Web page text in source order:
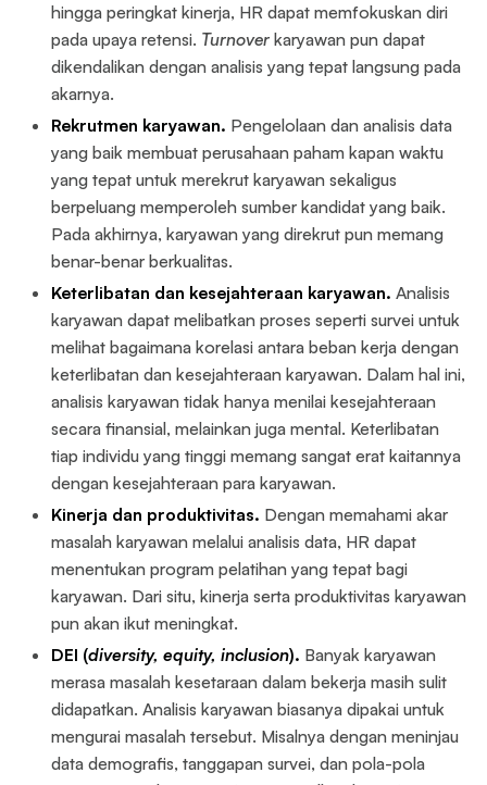
hingga peringkat kinerja, HR dapat memfokuskan diri
pada upaya retensi. Turnover karyawan pun dapat
dikendalikan dengan analisis yang tepat langsung pada
akarnya.
Rekrutmen karyawan. Pengelolaan dan analisis data
yang baik membuat perusahaan paham kapan waktu
yang tepat untuk merekrut karyawan sekaligus
berpeluang memperoleh sumber kandidat yang baik.
Pada akhirnya, karyawan yang direkrut pun memang
benar-benar berkualitas.
Keterlibatan dan kesejahteraan karyawan. Analisis
karyawan dapat melibatkan proses seperti survei untuk
melihat bagaimana korelasi antara beban kerja dengan
keterlibatan dan kesejahteraan karyawan. Dalam hal ini,
analisis karyawan tidak hanya menilai kesejahteraan
secara finansial, melainkan juga mental. Keterlibatan
tiap individu yang tinggi memang sangat erat kaitannya
dengan kesejahteraan para karyawan.
Kinerja dan produktivitas. Dengan memahami akar
masalah karyawan melalui analisis data, HR dapat
menentukan program pelatihan yang tepat bagi
karyawan. Dari situ, kinerja serta produktivitas karyawan
pun akan ikut meningkat.
DEI (diversity, equity, inclusion). Banyak karyawan
merasa masalah kesetaraan dalam bekerja masih sulit
didapatkan. Analisis karyawan biasanya dipakai untuk
mengurai masalah tersebut. Misalnya dengan meninjau
data demografis, tanggapan survei, dan pola-pola